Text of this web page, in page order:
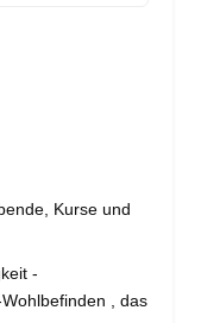
Kurse und
-
, das